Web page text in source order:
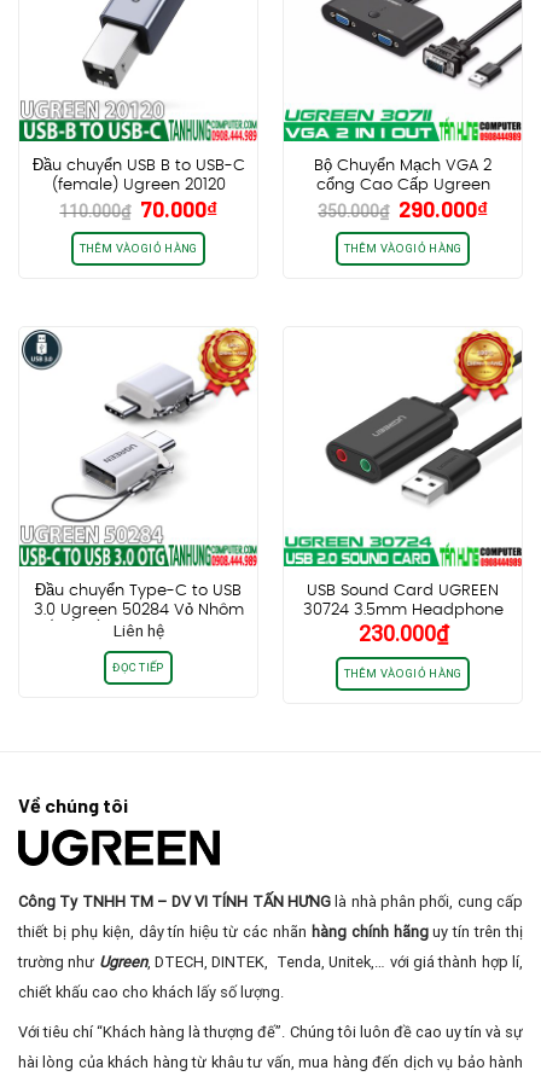
Đầu chuyển USB B to USB-C
(female) Ugreen 20120
Chính hãng Cao Cấp
110.000₫ Giá
gốc
là:
110.000₫.
70.000₫Giá
THÊM VÀO GIỎ HÀNG
Bộ Chuyển Mạch VGA 2
cổng Cao Cấp Ugreen
30711
350.000₫ Giá
gốc
là:
350.000₫.
290.000₫Giá
THÊM VÀO GIỎ HÀNG
Đầu chuyển Type-C to USB
3.0 Ugreen 50284 Vỏ Nhôm
(Trắng) chính hãng cao
cấp
Liên hệ
ĐỌC TIẾP
USB Sound Card UGREEN
30724 3.5mm Headphone
và Microphone Jack
230.000₫
THÊM VÀO GIỎ HÀNG
Về chúng tôi
Công Ty TNHH TM – DV VI TÍNH TẤN HƯNG là nhà phân phối, cung cấp
thiết bị phụ kiện, dây tín hiệu từ các nhãn hàng chính hãnguy tín trên thị
trường như Ugreen, DTECH, DINTEK, Tenda, Unitek,… với giá thành hợp lí,
chiết khấu cao cho khách lấy số lượng.
Với tiêu chí “Khách hàng là thượng đế”. Chúng tôi luôn đề cao uy tín và sự
hài lòng của khách hàng từ khâu tư vấn, mua hàng đến dịch vụ bảo hành